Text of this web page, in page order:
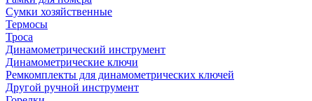
Сумки хозяйственные
Термосы
Троса
Динамометрический инструмент
Динамометрические ключи
Ремкомплекты для динамометрических ключей
Другой ручной инструмент